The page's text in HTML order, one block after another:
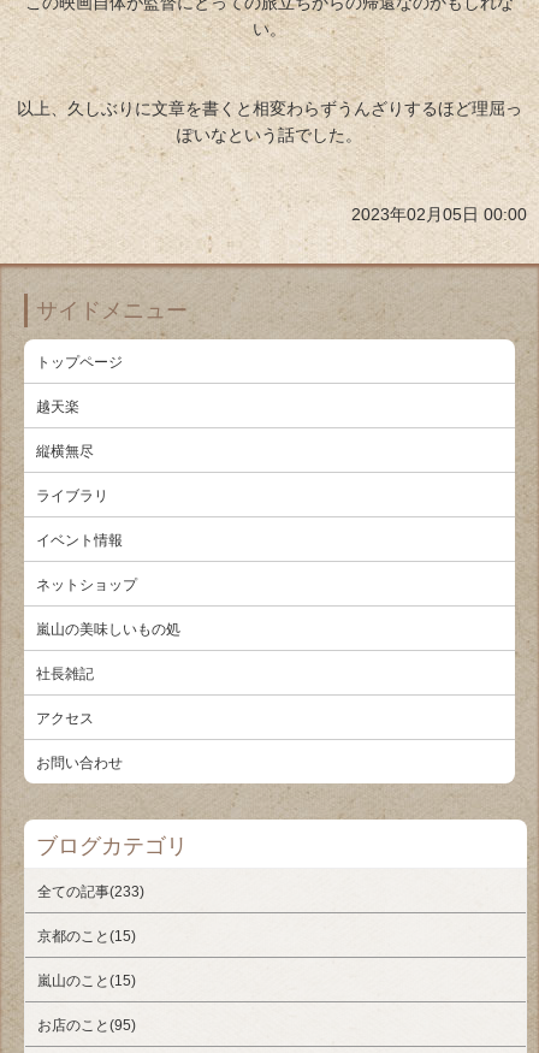
い。
以上、久しぶりに文章を書くと相変わらずうんざりするほど理屈っ
ぽいなという話でした。
2023年02月05日 00:00
サイドメニュー
トップページ
越天楽
縦横無尽
ライブラリ
イベント情報
ネットショップ
嵐山の美味しいもの処
社長雑記
アクセス
お問い合わせ
ブログカテゴリ
全ての記事(233)
京都のこと(15)
嵐山のこと(15)
お店のこと(95)